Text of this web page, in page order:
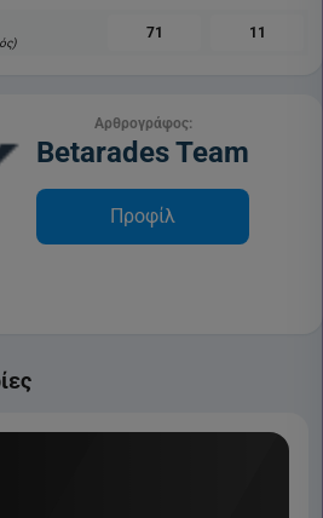
71 11
Αρθρογράφος:
Betarades Team
Προφίλ